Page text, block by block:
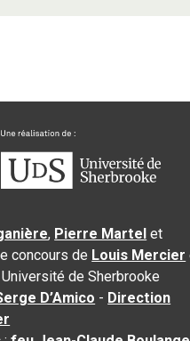
, Pierre Martel et
concours de Louis Mercier
de Sherbrooke
D’Amico - Direction